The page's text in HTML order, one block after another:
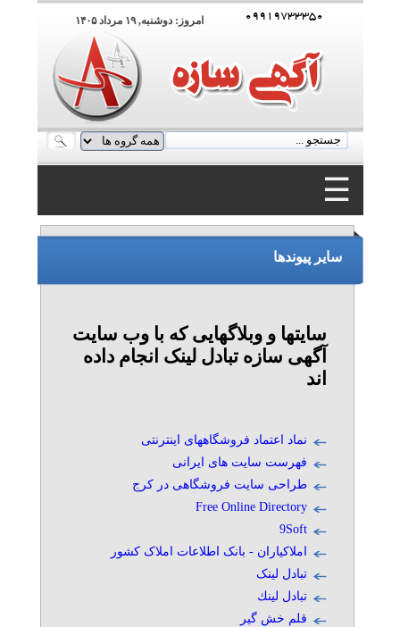
امروز: دوشنبه, ۱۹ مرداد ۱۴۰۵
☰
۰۹۹۱۹۷۳۳۳۵۰
۰۹۹۱۹۷۳۳۳۵۰
سایر پیوندها
سایتها و وبلاگهایی که با وب سایت
آگهی سازه تبادل لینک انجام داده
اند
نماد اعتماد فروشگاههای اینترنتی
فهرست سایت های ایرانی
طراحی سایت فروشگاهی در کرج
Free Online Directory
9Soft
املاکیاران - بانک اطلاعات املاک کشور
تبادل لینک
تبادل لينك
قلم خش گیر